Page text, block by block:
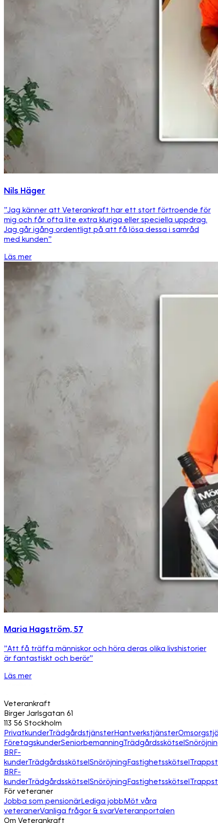
Nils Häger
”Jag känner att Veterankraft har ett stort förtroende för
mig och får ofta lite extra kluriga eller speciella uppdrag.
Jag går igång ordentligt på att få lösa dessa i samråd
med kunden”
Läs mer
Maria Hagström, 57
”Att få träffa människor och höra deras olika livshistorier
är fantastiskt och berör”
Läs mer
Veterankraft
Birger Jarlsgatan 61
113 56 Stockholm
PrivatkunderTrädgårdstjänsterHantverkstjänster
FöretagskunderSeniorbemanningTrädgårdsskötsel
BRF-
kunderTrädgårdsskötselSnöröjningFastighetsskötsel
BRF-
kunderTrädgårdsskötselSnöröjningFastighetsskötsel
För veteraner
Jobba som pensionärLediga jobbMöt våra
veteranerVanliga frågor & svarVeteranportalen
Om Veterankraft